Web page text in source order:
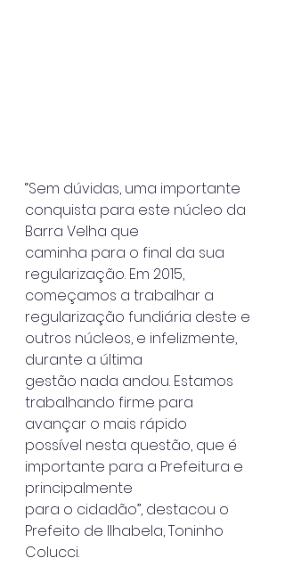
“Sem dúvidas, uma importante
conquista para este núcleo da
Barra Velha que
caminha para o final da sua
regularização. Em 2015,
começamos a trabalhar a
regularização fundiária deste e
outros núcleos, e infelizmente,
durante a última
gestão nada andou. Estamos
trabalhando firme para
avançar o mais rápido
possível nesta questão, que é
importante para a Prefeitura e
principalmente
para o cidadão”, destacou o
Prefeito de Ilhabela, Toninho
Colucci.